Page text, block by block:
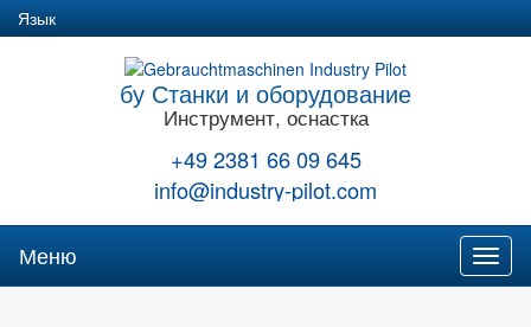
Язык
бу Станки и оборудование
Инструмент, оснастка
+49 2381 66 09 645
info@industry-pilot.com
Меню